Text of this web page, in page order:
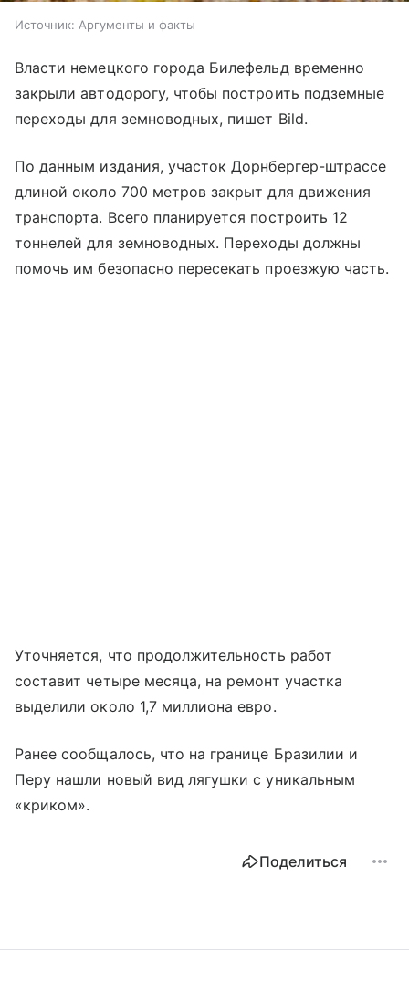
Источник: Аргументы и факты
Власти немецкого города Билефельд временно
закрыли автодорогу, чтобы построить подземные
переходы для земноводных, пишет Bild.
По данным издания, участок Дорнбергер-штрассе
длиной около 700 метров закрыт для движения
транспорта. Всего планируется построить 12
тоннелей для земноводных. Переходы должны
помочь им безопасно пересекать проезжую часть.
Уточняется, что продолжительность работ
составит четыре месяца, на ремонт участка
выделили около 1,7 миллиона евро.
Ранее сообщалось, что на границе Бразилии и
Перу нашли новый вид лягушки с уникальным
«криком».
Поделиться